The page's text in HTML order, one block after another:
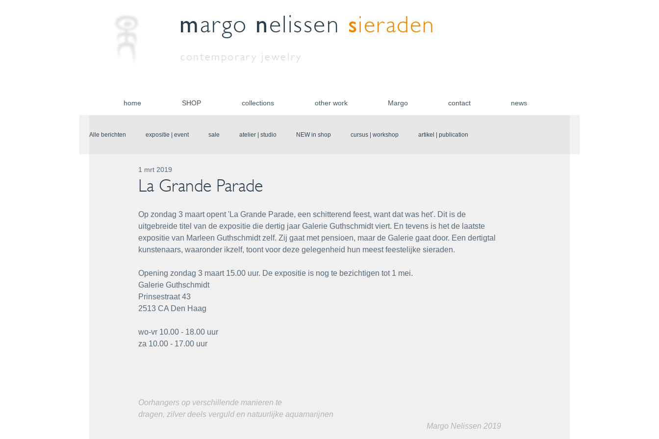
margo nelissen sieraden
contemporary jewelry
home SHOP collections other work Margo contact news
Alle berichten expositie | event sale atelier | studio NEW in shop cursus | workshop artikel | publication
La Grande Parade
1 mrt 2019
Op zondag 3 maart opent 'La Grande Parade, een schitterend feest, want dat was het'. Dit is de
uitgebreide titel van de expositie die dertig jaar Galerie Guthschmidt viert. En tevens is het de laatste
expositie van Marleen Guthschmidt zelf. Zij gaat met pensioen, maar de Galerie gaat door. Een dertigtal
kunstenaars, waaronder ikzelf, toont voor deze gelegenheid hun meest feestelijke sieraden.
Opening zondag 3 maart 15.00 uur. De expositie is nog te bezichtigen tot 1 mei.
Galerie Guthschmidt
Prinsestraat 43
2513 CA Den Haag
wo-vr 10.00 - 18.00 uur
za 10.00 - 17.00 uur
Oorhangers op verschillende manieren te
dragen, zilver deels verguld en natuurlijke aquamarijnen
Margo Nelissen 2019